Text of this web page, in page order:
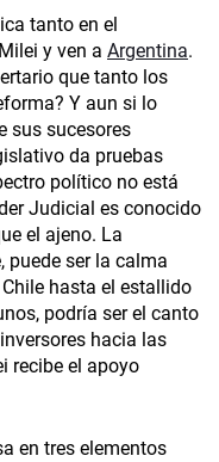
tanto en el
y ven a Argentina.
que tanto los
Y aun si lo
sus sucesores
da pruebas
político no está
Judicial es conocido
el ajeno. La
puede ser la calma
hasta el estallido
podría ser el canto
hacia las
recibe el apoyo
en tres elementos